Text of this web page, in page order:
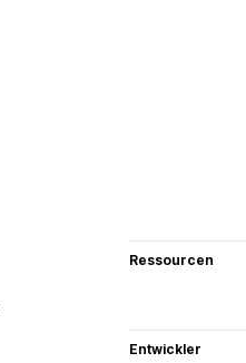
Ressourcen
Entwickler